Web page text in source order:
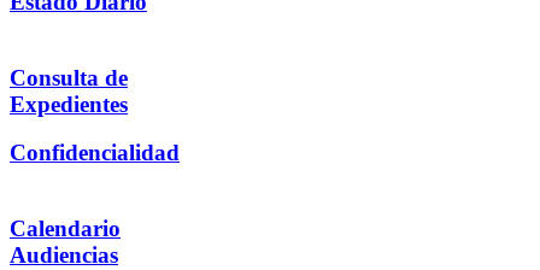
Consulta de
Expedientes
Confidencialidad
Calendario
Audiencias